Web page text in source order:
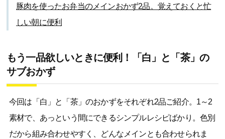
豚肉を使ったお弁当のメインおかず2品。覚えておくと忙
しい朝に便利
もう一品欲しいときに便利！「白」と「茶」の
サブおかず
今回は「白」と「茶」のおかずをそれぞれ2品ご紹介。1～2
素材で、あっという間にできるシンプルレシピばかり。色別
だから組み合わせやすく、どんなメインとも合わせられま